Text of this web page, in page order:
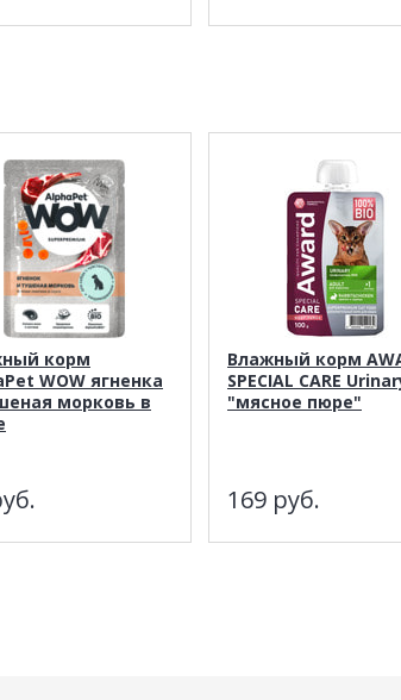
корм
WOW ягненка
морковь в
Влажный корм
SPECIAL CARE
"мясное пюре"
169 руб.